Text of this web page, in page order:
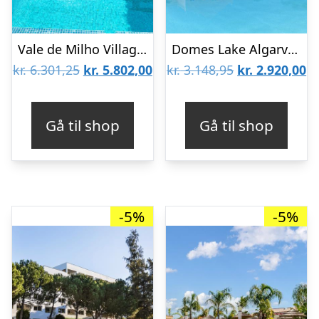
Vale de Milho Village – Inklusiv billeje
kr.6.301,25 Den
var:
kr. 6.301,25.
kr. 5.802,00Den
kr. 5.802,00.
Gå til shop
Domes Lake Algarve, Autograph Collection by Marriott
kr.3.148,95 Den
var:
kr. 3.148,95.
kr. 2.920,00
Gå til shop
-5% -5%